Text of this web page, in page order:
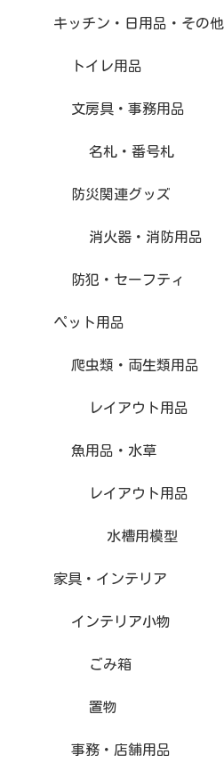
キッチン・日用品・その他
トイレ用品
文房具・事務用品
名札・番号札
防災関連グッズ
消火器・消防用品
防犯・セーフティ
ペット用品
爬虫類・両生類用品
レイアウト用品
魚用品・水草
レイアウト用品
水槽用模型
家具・インテリア
インテリア小物
ごみ箱
置物
事務・店舗用品